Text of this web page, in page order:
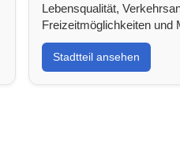
Lebensqualität,
Freizeitmöglichkeiten und
Stadtteil ansehen